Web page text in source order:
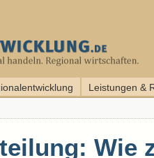
Leistungen &
Wie